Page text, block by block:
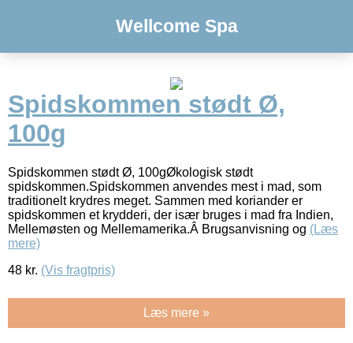
Wellcome Spa
Spidskommen stødt Ø,
100g
Spidskommen stødt Ø, 100gØkologisk stødt
spidskommen.Spidskommen anvendes mest i mad, som
traditionelt krydres meget. Sammen med koriander er
spidskommen et krydderi, der især bruges i mad fra Indien,
Mellemøsten og Mellemamerika.Â Brugsanvisning og (Læs
mere)
48 kr. (Vis fragtpris)
Læs mere »